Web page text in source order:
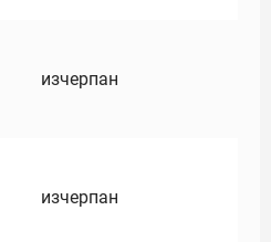
изчерпан
изчерпан